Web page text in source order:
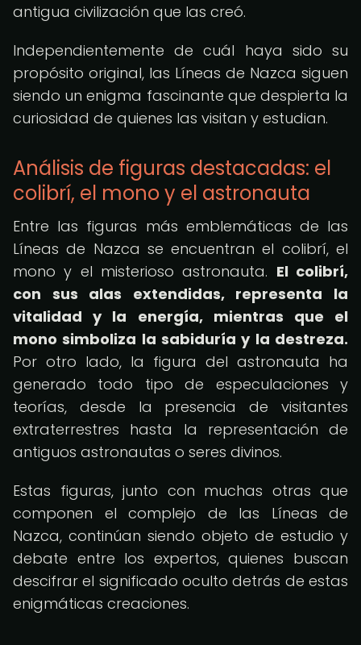
antigua civilización que las creó.
Independientemente de cuál haya sido su
propósito original, las Líneas de Nazca siguen
siendo un enigma fascinante que despierta la
curiosidad de quienes las visitan y estudian.
Análisis de figuras destacadas: el
colibrí, el mono y el astronauta
Entre las figuras más emblemáticas de las
Líneas de Nazca se encuentran el colibrí, el
mono y el misterioso astronauta. El colibrí,
con sus alas extendidas, representa la
vitalidad y la energía, mientras que el
mono simboliza la sabiduría y la destreza.
Por otro lado, la figura del astronauta ha
generado todo tipo de especulaciones y
teorías, desde la presencia de visitantes
extraterrestres hasta la representación de
antiguos astronautas o seres divinos.
Estas figuras, junto con muchas otras que
componen el complejo de las Líneas de
Nazca, continúan siendo objeto de estudio y
debate entre los expertos, quienes buscan
descifrar el significado oculto detrás de estas
enigmáticas creaciones.